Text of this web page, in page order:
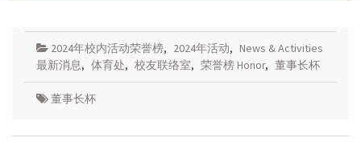
2024年校内活动荣誉榜, 2024年活动, News & Activities
最新消息, 体育处, 校友联络室, 荣誉榜 Honor, 董事长杯
董事长杯